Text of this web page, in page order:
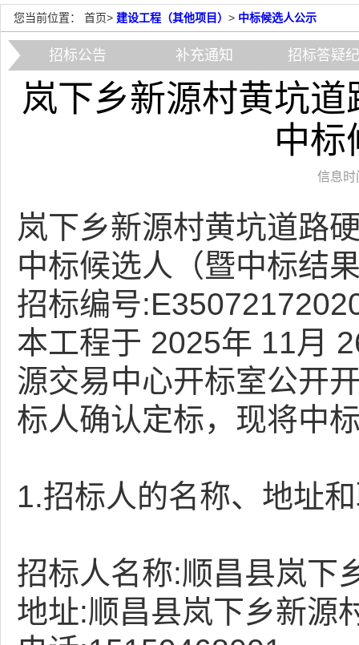
您当前位置： 首页> 建设工程（其他项目） > 中标候选人公示
招标公告 补充通知 招标答疑
岚下乡新源村黄坑
中标
信息时
岚下乡新源村黄坑道路
中标候选人（暨中标结
招标编号
本工程于 2025年 11月
源交易中心开标室公开
标人确认定标，现将中
1.招标人的名称、地址
招标人名称:顺昌县岚下
地址:顺昌县岚下乡新源